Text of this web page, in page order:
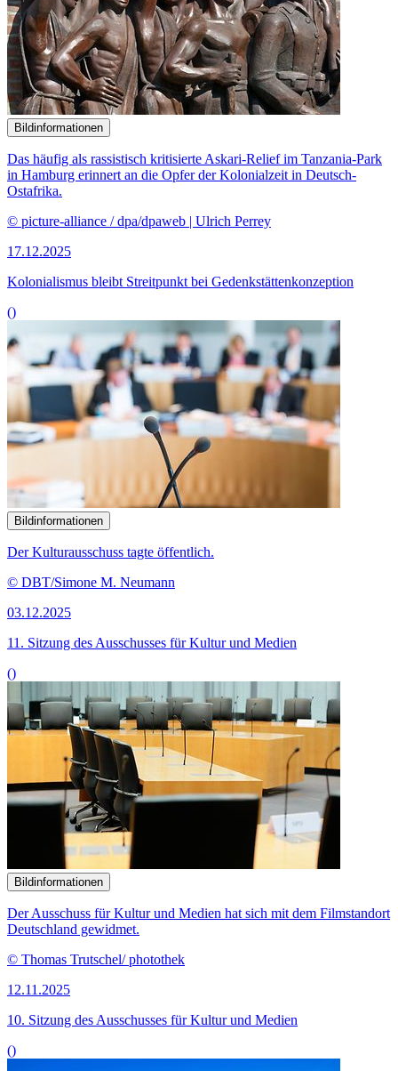
Bildinformationen
Das häufig als rassistisch kritisierte Askari-Relief im Tanzania-Park
in Hamburg erinnert an die Opfer der Kolonialzeit in Deutsch-
Ostafrika.
© picture-alliance / dpa/dpaweb | Ulrich Perrey
17.12.2025
Kolonialismus bleibt Streitpunkt bei Gedenkstättenkonzeption
()
Bildinformationen
Der Kulturausschuss tagte öffentlich.
© DBT/Simone M. Neumann
03.12.2025
11. Sitzung des Ausschusses für Kultur und Medien
()
Bildinformationen
Der Ausschuss für Kultur und Medien hat sich mit dem Filmstandort
Deutschland gewidmet.
© Thomas Trutschel/ photothek
12.11.2025
10. Sitzung des Ausschusses für Kultur und Medien
()